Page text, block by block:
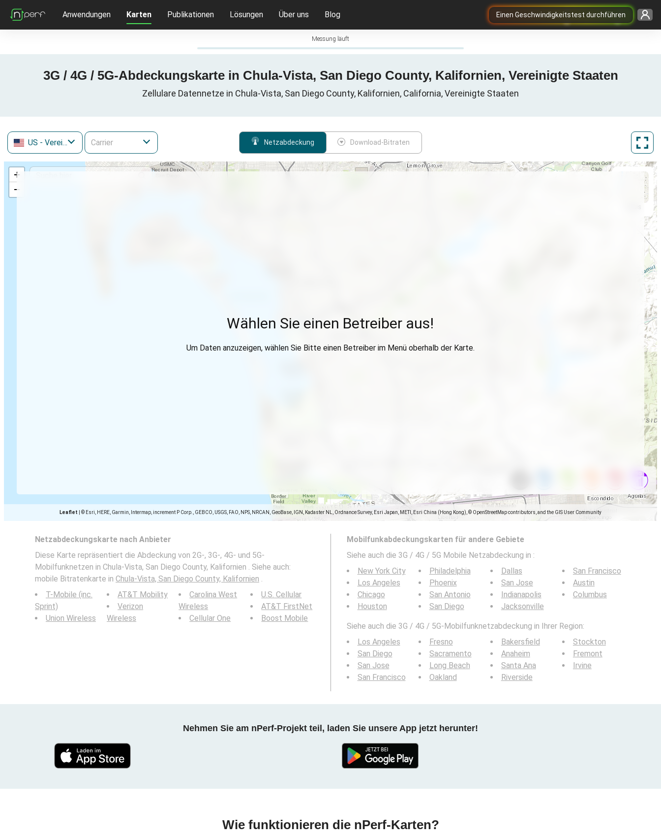
Einen Geschwindigkeitstest durchführen
Anwendungen Karten Publikationen Lösungen Über uns Blog
Messung läuft
3G / 4G / 5G-Abdeckungskarte in Chula-Vista, San Diego County, Kalifornien, Vereinigte Staaten
Zellulare Datennetze in Chula-Vista, San Diego County, Kalifornien, California, Vereinigte Staaten
US - Vereinigte Staaten Netzabdeckung Download-Bitraten
+
−
Leaflet © Esri, HERE, Garmin, Intermap, increment P Corp., GEBCO, USGS, FAO, NPS, NRCAN, GeoBase, IGN, Kadaster NL, Ordnance Survey, Esri Japan, METI, Esri China (Hong Kong), © OpenStreetMap contributors, and the GIS User Community
Wählen Sie einen Betreiber aus!
Um Daten anzuzeigen, wählen Sie Bitte einen Betreiber im Menü oberhalb der Karte.
Netzabdeckungskarte nach Anbieter
Diese Karte repräsentiert die Abdeckung von 2G-, 3G-, 4G- und 5G-
Mobilfunknetzen in Chula-Vista, San Diego County, Kalifornien . Siehe auch:
mobile Bitratenkarte in Chula-Vista, San Diego County, Kalifornien .
T-Mobile (inc.
Sprint)
Union Wireless
AT&T Mobility
Verizon
Wireless
Carolina West
Wireless
Cellular One
U.S. Cellular
AT&T FirstNet
Boost Mobile
Mobilfunkabdeckungskarten für andere Gebiete
Siehe auch die 3G / 4G / 5G Mobile Netzabdeckung in :
New York City
Los Angeles
Chicago
Houston
Philadelphia
Phoenix
San Antonio
San Diego
Dallas
San Jose
Indianapolis
Jacksonville
San Francisco
Austin
Columbus
Siehe auch die 3G / 4G / 5G-Mobilfunknetzabdeckung in Ihrer Region:
Los Angeles
San Diego
San Jose
San Francisco
Fresno
Sacramento
Long Beach
Oakland
Bakersfield
Anaheim
Santa Ana
Riverside
Stockton
Fremont
Irvine
Nehmen Sie am nPerf-Projekt teil, laden Sie unsere App jetzt herunter!
Wie funktionieren die nPerf-Karten?